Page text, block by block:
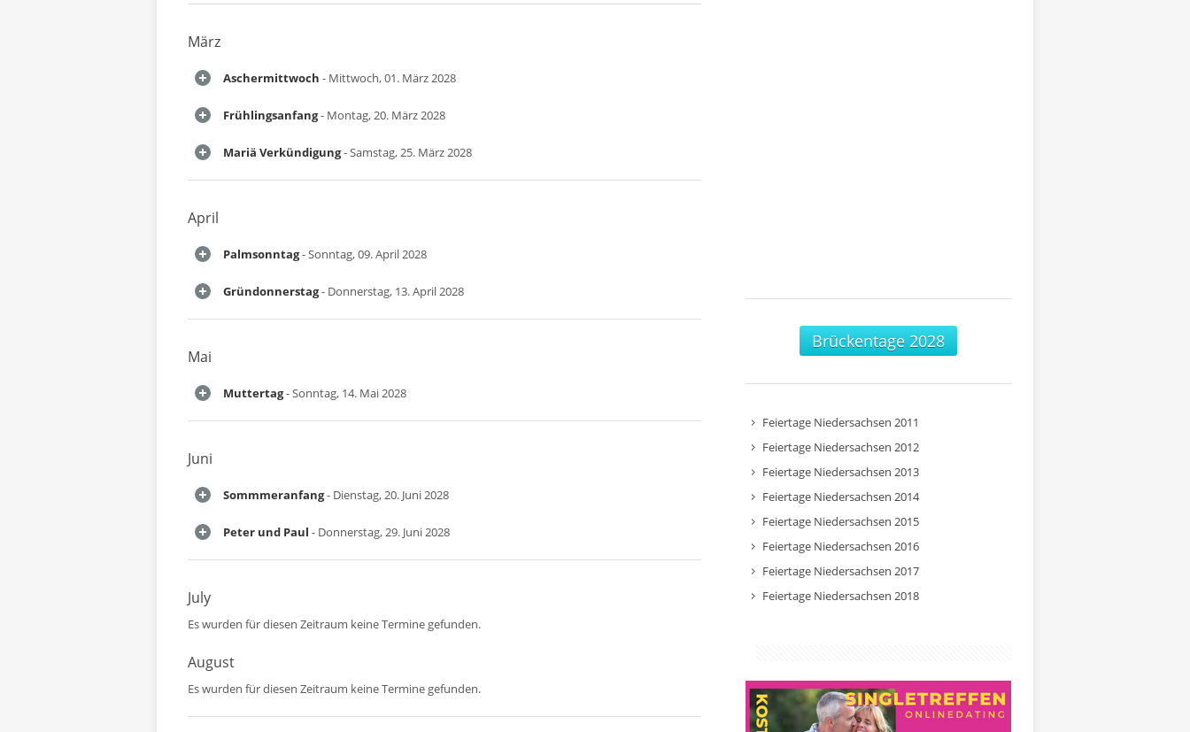
März
Aschermittwoch - Mittwoch, 01. März 2028
Frühlingsanfang- Montag, 20. März 2028
Mariä Verkündigung- Samstag, 25. März 2028
April
Palmsonntag- Sonntag, 09. April 2028
Gründonnerstag- Donnerstag, 13. April 2028
Mai
Muttertag- Sonntag, 14. Mai 2028
Juni
Sommmeranfang- Dienstag, 20. Juni 2028
Peter und Paul - Donnerstag, 29. Juni 2028
July
Es wurden für diesen Zeitraum keine Termine gefunden.
August
Es wurden für diesen Zeitraum keine Termine gefunden.
Brückentage 2028
Feiertage Niedersachsen 2011
Feiertage Niedersachsen 2012
Feiertage Niedersachsen 2013
Feiertage Niedersachsen 2014
Feiertage Niedersachsen 2015
Feiertage Niedersachsen 2016
Feiertage Niedersachsen 2017
Feiertage Niedersachsen 2018